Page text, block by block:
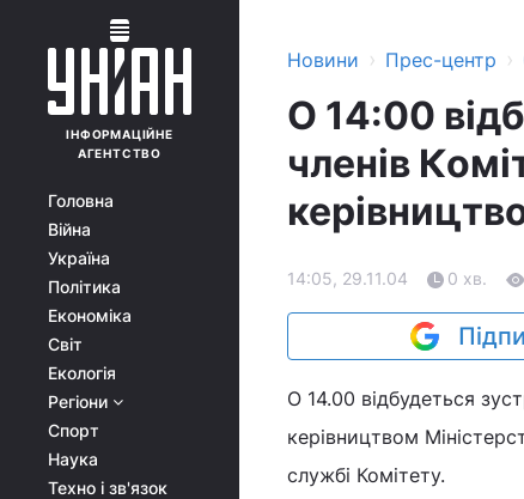
ІНФОРМАЦІЙНЕ
АГЕНТСТВО
Головна
Війна
Україна
Політика
Економіка
Світ
Екологія
Регіони
Спорт
Наука
Техно і зв'язок
Новини › Прес-центр ›
О 14:00
членів
14:05, 29.11.04 0 хв.
О 14.00 відбудеться
керівництвом
службі Комітету.